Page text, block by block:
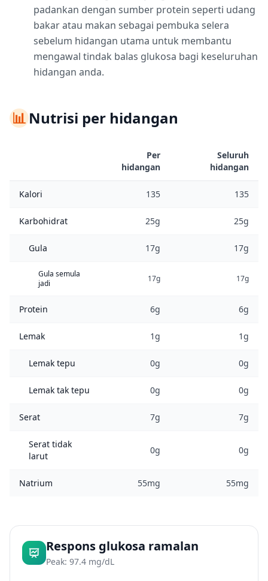
padankan dengan sumber protein seperti udang
bakar atau makan sebagai pembuka selera
sebelum hidangan utama untuk membantu
mengawal tindak balas glukosa bagi keseluruhan
hidangan anda.
📊Nutrisi per hidangan
Per
hidangan
Seluruh
hidangan
Kalori 135 135
Karbohidrat 25g 25g
Gula 17g 17g
Gula semula
jadi
17g 17g
Protein 6g 6g
Lemak 1g 1g
Lemak tepu 0g 0g
Lemak tak tepu 0g 0g
Serat 7g 7g
Serat tidak
larut
0g 0g
Natrium 55mg 55mg
Respons glukosa ramalan
Peak: 97.4 mg/dL